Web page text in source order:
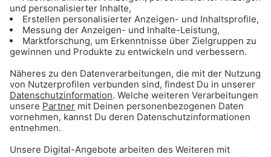
Gong 96.3 - Mediadaten